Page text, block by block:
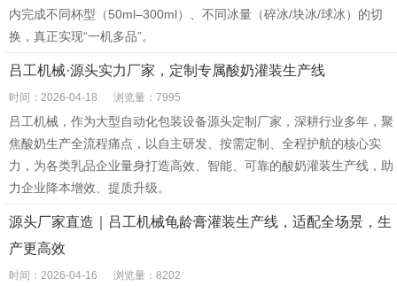
内完成不同杯型（50ml–300ml）、不同冰量（碎冰/块冰/球冰）的切
换，真正实现“一机多品”。
吕工机械·源头实力厂家，定制专属酸奶灌装生产线
时间：2026-04-18 浏览量：7995
吕工机械，作为大型自动化包装设备源头定制厂家，深耕行业多年，聚
焦酸奶生产全流程痛点，以自主研发、按需定制、全程护航的核心实
力，为各类乳品企业量身打造高效、智能、可靠的酸奶灌装生产线，助
力企业降本增效、提质升级。
源头厂家直造｜吕工机械龟龄膏灌装生产线，适配全场景，生
产更高效
时间：2026-04-16 浏览量：8202